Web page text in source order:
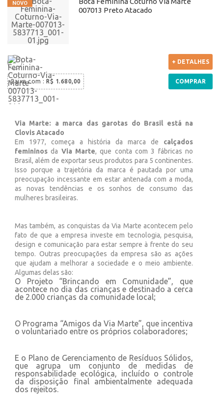
007013 Preto Atacado
Caixa com : R$ 1.680,00
+ DETALHES
COMPRAR
Via Marte: a marca das garotas do Brasil está na
Clovis Atacado
Em 1977, começa a história da marca de calçados
femininosda Via Marte, que conta com 3 fábricas no
Brasil, além de exportar seus produtos para 5 continentes.
Isso porque a trajetória da marca é pautada por uma
preocupação incessante em estar antenada com a moda,
as novas tendências e os sonhos de consumo das
mulheres brasileiras.
Mas também, as conquistas da Via Marte acontecem pelo
fato de que a empresa investe em tecnologia, pesquisa,
design e comunicação para estar sempre à frente do seu
tempo. Outras preocupações da empresa são as ações
que ajudam a melhorar a sociedade e o meio ambiente.
Algumas delas são:
O Projeto “Brincando em Comunidade”, que
acontece no dia das crianças e destinado a cerca
de 2.000 crianças da comunidade local;
O Programa “Amigos da Via Marte”, que incentiva
o voluntariado entre os próprios colaboradores;
E o Plano de Gerenciamento de Resíduos Sólidos,
que agrupa um conjunto de medidas de
responsabilidade ecológica, incluído o controle
da disposição final ambientalmente adequada
dos rejeitos.